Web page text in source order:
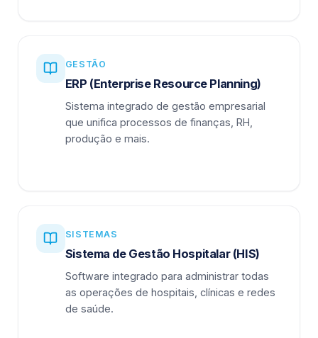
GESTÃO
ERP (Enterprise Resource Planning)
Sistema integrado de gestão empresarial
que unifica processos de finanças, RH,
produção e mais.
SISTEMAS
Sistema de Gestão Hospitalar (HIS)
Software integrado para administrar todas
as operações de hospitais, clínicas e redes
de saúde.